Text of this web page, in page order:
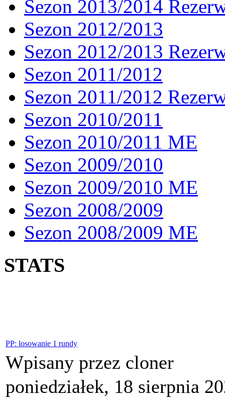
Sezon 2013/2014
Sezon 2012/2013
Sezon 2012/2013
Sezon 2011/2012
Sezon 2011/2012
Sezon 2010/2011
Sezon 2010/2011 ME
Sezon 2009/2010
Sezon 2009/2010 ME
Sezon 2008/2009
Sezon 2008/2009 ME
STATS
PP: losowanie 1 rundy
Wpisany przez cloner
poniedziałek, 18 sierpnia